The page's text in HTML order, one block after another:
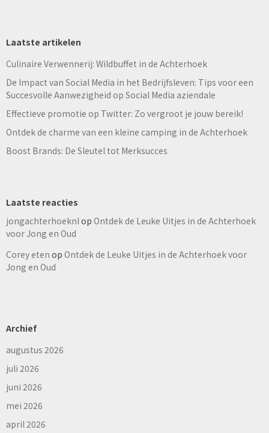
Laatste artikelen
Culinaire Verwennerij: Wildbuffet in de Achterhoek
De Impact van Social Media in het Bedrijfsleven: Tips voor een
Succesvolle Aanwezigheid op Social Media aziendale
Effectieve promotie op Twitter: Zo vergroot je jouw bereik!
Ontdek de charme van een kleine camping in de Achterhoek
Boost Brands: De Sleutel tot Merksucces
Laatste reacties
jongachterhoeknl op Ontdek de Leuke Uitjes in de Achterhoek
voor Jong en Oud
Corey eten op Ontdek de Leuke Uitjes in de Achterhoek voor
Jong en Oud
Archief
augustus 2026
juli 2026
juni 2026
mei 2026
april 2026